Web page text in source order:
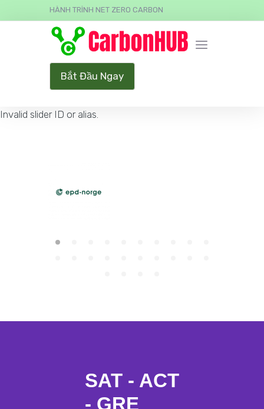
HÀNH TRÌNH NET ZERO CARBON
Bắt Đầu Ngay
Invalid slider ID or alias.
SAT - ACT
- GRE